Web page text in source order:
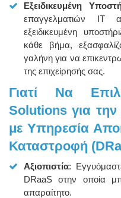
Εξειδικευμένη
επαγγελματιών IT
εξειδικευμένη
κάθε βήμα,
γαλήνη για να
της επιχείρησής σας.
Γιατί Να
Solutions για
με Υπηρεσία
Καταστροφή
Αξιοπιστία:
DRaaS στην οποία
απαραίτητο.